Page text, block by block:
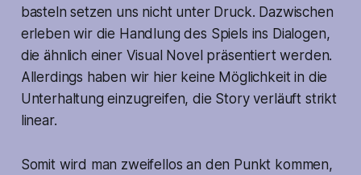
basteln setzen uns nicht unter Druck. Dazwischen
erleben wir die Handlung des Spiels ins Dialogen,
die ähnlich einer Visual Novel präsentiert werden.
Allerdings haben wir hier keine Möglichkeit in die
Unterhaltung einzugreifen, die Story verläuft strikt
linear.
Somit wird man zweifellos an den Punkt kommen,